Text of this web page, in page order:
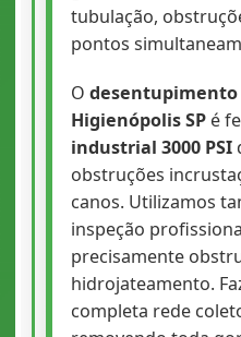
tubulação,
pontos
O desentupimento
Higienópolis SPé
industrial 3000 PSI
obstruções
canos. Utilizamos
inspeção
precisamente
hidrojateamento.
completa rede